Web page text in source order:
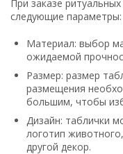
При заказе
следующие параметры:
Материал: выбор
ожидаемой
Размер: размер
размещения
большим, чтобы
Дизайн: таблички
логотип
другой декор.